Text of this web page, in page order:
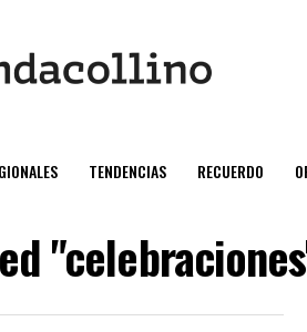
TENDENCIAS RECUERDO